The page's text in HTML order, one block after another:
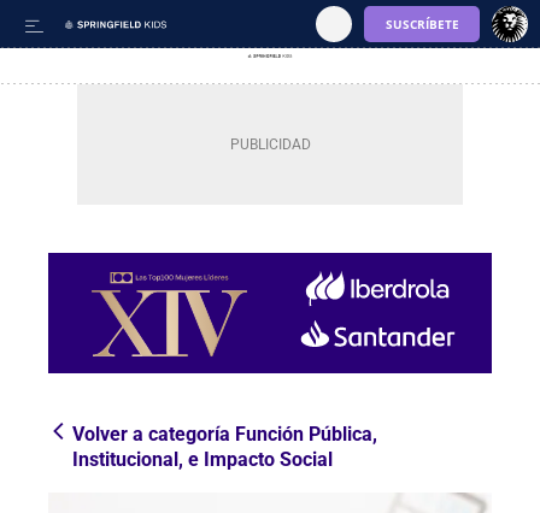
Volver a categoría Función Pública,
Institucional, e Impacto Social